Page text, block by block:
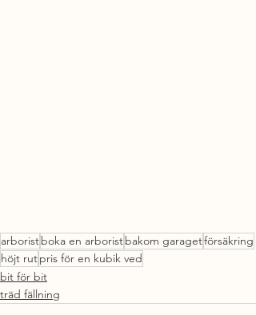
arboristboka en arboristbakom garagetförsäkring
höjt rutpris för en kubik ved
bit för bit
träd fällning